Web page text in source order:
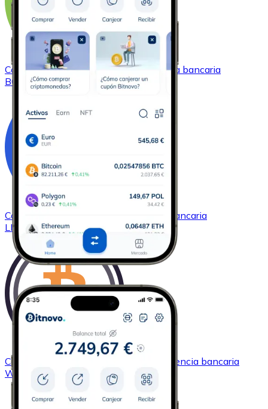
ComprarBitcoin Cash
con transferencia bancaria
BCH
Comprar
con transferencia bancaria
LINK
Comprar
con transferencia bancaria
WBTC